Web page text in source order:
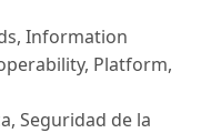
Information
Platform,
Seguridad de la